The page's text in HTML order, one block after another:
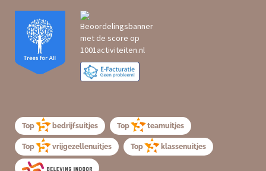
Top bedrijfsuitjes Top teamuitjes
Top vrijgezellenuitjes Top klassenuitjes